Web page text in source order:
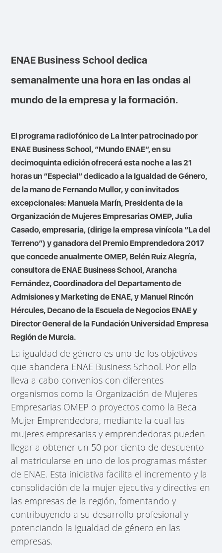
ENAE Business School dedica
semanalmente una hora en las ondas al
mundo de la empresa y la formación.
El programa radiofónico de La Inter patrocinado por
ENAE Business School, “Mundo ENAE”, en su
decimoquinta edición ofrecerá esta noche a las 21
horas un “Especial” dedicado a la Igualdad de Género,
de la mano de Fernando Mullor, y con invitados
excepcionales: Manuela Marín, Presidenta de la
Organización de Mujeres Empresarias OMEP, Julia
Casado, empresaria, (dirige la empresa vinícola “La del
Terreno”) y ganadora del Premio Emprendedora 2017
que concede anualmente OMEP, Belén Ruiz Alegría,
consultora de ENAE Business School, Arancha
Fernández, Coordinadora del Departamento de
Admisiones y Marketing de ENAE, y Manuel Rincón
Hércules, Decano de la Escuela de Negocios ENAE y
Director General de la Fundación Universidad Empresa
Región de Murcia.
La igualdad de género es uno de los objetivos
que abandera ENAE Business School. Por ello
lleva a cabo convenios con diferentes
organismos como la Organización de Mujeres
Empresarias OMEP o proyectos como la Beca
Mujer Emprendedora, mediante la cual las
mujeres empresarias y emprendedoras pueden
llegar a obtener un 50 por ciento de descuento
al matricularse en uno de los programas máster
de ENAE. Esta iniciativa facilita el incremento y la
consolidación de la mujer ejecutiva y directiva en
las empresas de la región, fomentando y
contribuyendo a su desarrollo profesional y
potenciando la igualdad de género en las
empresas.